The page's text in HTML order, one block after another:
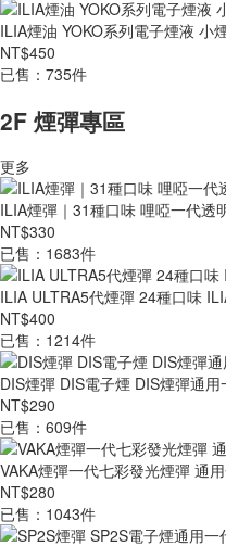
ILIA煙油 YOKO系列電子煙液 小
NT$450
已售：735件
2F 煙彈專區
更多
ILIA煙彈｜31種口味 哩啞一代透
NT$330
已售：1683件
ILIA ULTRA5代煙彈 24種口味
NT$400
已售：1214件
DIS煙彈 DIS電子煙 DIS煙彈通
NT$290
已售：609件
VAKA煙彈一代七彩發光煙彈 通
NT$280
已售：1043件